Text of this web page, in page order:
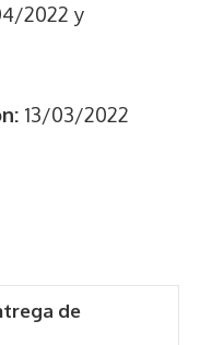
2022 y
13/03/2022
de